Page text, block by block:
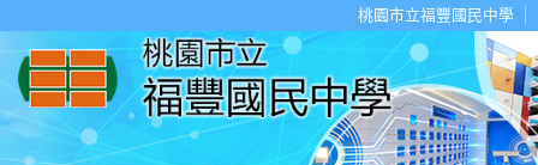
桃園市立福豐國民中學